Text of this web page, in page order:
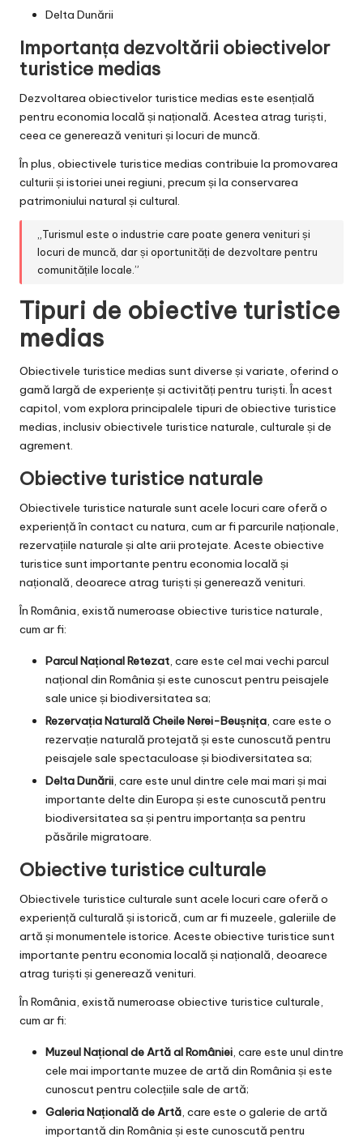
Delta Dunării
Importanța dezvoltării obiectivelor
turistice medias
Dezvoltarea obiectivelor turistice medias este esențială
pentru economia locală și națională. Acestea atrag turiști,
ceea ce generează venituri și locuri de muncă.
În plus, obiectivele turistice medias contribuie la promovarea
culturii și istoriei unei regiuni, precum și la conservarea
patrimoniului natural și cultural.
„Turismul este o industrie care poate genera venituri și
locuri de muncă, dar și oportunități de dezvoltare pentru
comunitățile locale.”
Tipuri de obiective turistice
medias
Obiectivele turistice medias sunt diverse și variate, oferind o
gamă largă de experiențe și activități pentru turiști. În acest
capitol, vom explora principalele tipuri de obiective turistice
medias, inclusiv obiectivele turistice naturale, culturale și de
agrement.
Obiective turistice naturale
Obiectivele turistice naturale sunt acele locuri care oferă o
experiență în contact cu natura, cum ar fi parcurile naționale,
rezervațiile naturale și alte arii protejate. Aceste obiective
turistice sunt importante pentru economia locală și
națională, deoarece atrag turiști și generează venituri.
În România, există numeroase obiective turistice naturale,
cum ar fi:
Parcul Național Retezat , care este cel mai vechi parcul
național din România și este cunoscut pentru peisajele
sale unice și biodiversitatea sa;
Rezervația Naturală Cheile Nerei-Beușnița, care este o
rezervație naturală protejată și este cunoscută pentru
peisajele sale spectaculoase și biodiversitatea sa;
Delta Dunării, care este unul dintre cele mai mari și mai
importante delte din Europa și este cunoscută pentru
biodiversitatea sa și pentru importanța sa pentru
păsările migratoare.
Obiective turistice culturale
Obiectivele turistice culturale sunt acele locuri care oferă o
experiență culturală și istorică, cum ar fi muzeele, galeriile de
artă și monumentele istorice. Aceste obiective turistice sunt
importante pentru economia locală și națională, deoarece
atrag turiști și generează venituri.
În România, există numeroase obiective turistice culturale,
cum ar fi:
Muzeul Național de Artă al României, care este unul dintre
cele mai importante muzee de artă din România și este
cunoscut pentru colecțiile sale de artă;
Galeria Națională de Artă, care este o galerie de artă
importantă din România și este cunoscută pentru